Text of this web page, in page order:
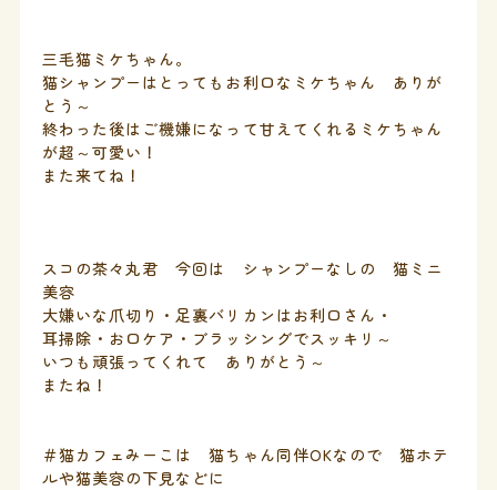
三毛猫ミケちゃん。
猫シャンプーはとってもお利口なミケちゃん ありが
とう～
終わった後はご機嫌になって甘えてくれるミケちゃん
が超～可愛い！
また来てね！
スコの茶々丸君 今回は シャンプーなしの 猫ミニ
美容
大嫌いな爪切り・足裏バリカンはお利口さん・
耳掃除・お口ケア・ブラッシングでスッキリ～
いつも頑張ってくれて ありがとう～
またね！
＃猫カフェみーこは 猫ちゃん同伴OKなので 猫ホテ
ルや猫美容の下見などに